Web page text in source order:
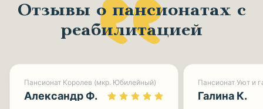
Отзывы о пансионатах с
реабилитацией
Пансионат Королев (мкр. Юбилейный)
Александр Ф. Галина К.